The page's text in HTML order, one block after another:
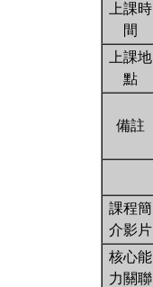
上課時
間
上課地
點
備註
課程簡
介影片
核心能
力關聯